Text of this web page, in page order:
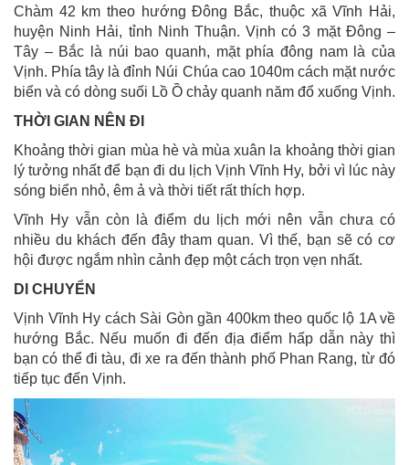
Chàm 42 km theo hướng Đông Bắc, thuộc xã Vĩnh Hải,
huyện Ninh Hải, tỉnh Ninh Thuận. Vịnh có 3 mặt Đông –
Tây – Bắc là núi bao quanh, mặt phía đông nam là của
Vịnh. Phía tây là đỉnh Núi Chúa cao 1040m cách mặt nước
biển và có dòng suối Lồ Ồ chảy quanh năm đổ xuống Vịnh.
THỜI GIAN NÊN ĐI
Khoảng thời gian mùa hè và mùa xuân la khoảng thời gian
lý tưởng nhất để bạn đi du lịch Vịnh Vĩnh Hy, bởi vì lúc này
sóng biển nhỏ, êm ả và thời tiết rất thích hợp.
Vĩnh Hy vẫn còn là điểm du lịch mới nên vẫn chưa có
nhiều du khách đến đây tham quan. Vì thế, bạn sẽ có cơ
hội được ngắm nhìn cảnh đẹp một cách trọn vẹn nhất.
DI CHUYỂN
Vịnh Vĩnh Hy cách Sài Gòn gần 400km theo quốc lộ 1A về
hướng Bắc. Nếu muốn đi đến địa điểm hấp dẫn này thì
bạn có thể đi tàu, đi xe ra đến thành phố Phan Rang, từ đó
tiếp tục đến Vịnh.